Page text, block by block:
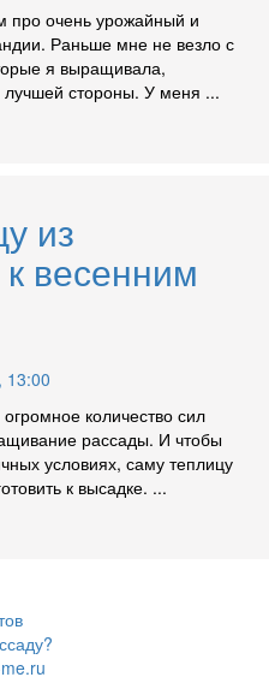
про очень урожайный и
Раньше мне не везло с
я выращивала,
лучшей стороны. У меня ...
из
весенним
13:00
количество сил
рассады. И чтобы
условиях, саму теплицу
к высадке. ...